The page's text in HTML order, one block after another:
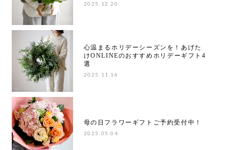
2025.12.20
心温まるホリデーシーズンを！あげた
けONLINEのおすすめホリデーギフト4
選
2025.11.16
母の日フラワーギフトご予約受付中！
2025.05.04